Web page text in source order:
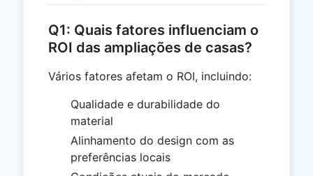
Q1: Quais fatores influenciam o
ROI das ampliações de casas?
Vários fatores afetam o ROI, incluindo:
Qualidade e durabilidade do
material
Alinhamento do design com as
preferências locais